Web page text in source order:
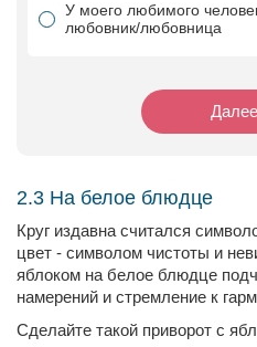
У моего любимого
любовник/любовница
Далее
2.3 На белое блюдце
Круг издавна считался
цвет - символом чистоты и
яблоком на белое блюдце
намерений и стремление к
Сделайте такой приворот с